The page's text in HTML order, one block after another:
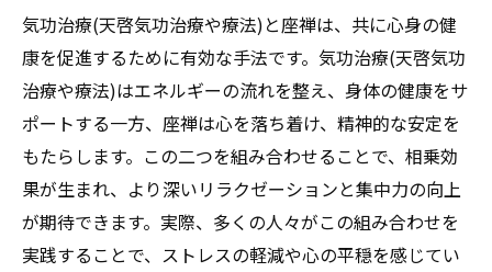
気功治療(天啓気功治療や療法)と座禅は、共に心身の健
康を促進するために有効な手法です。気功治療(天啓気功
治療や療法)はエネルギーの流れを整え、身体の健康をサ
ポートする一方、座禅は心を落ち着け、精神的な安定を
もたらします。この二つを組み合わせることで、相乗効
果が生まれ、より深いリラクゼーションと集中力の向上
が期待できます。実際、多くの人々がこの組み合わせを
実践することで、ストレスの軽減や心の平穏を感じてい